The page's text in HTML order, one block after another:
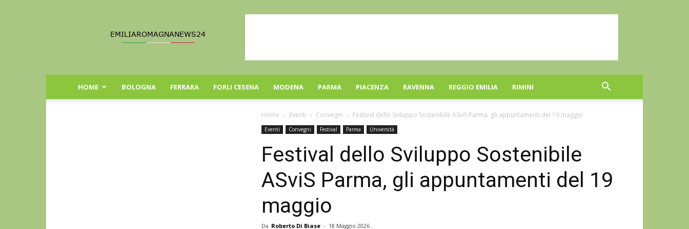
Romagna
HOME BOLOGNA FERRARA FORLI CESENA MODENA PARMA PIACENZA RAVENNA REGGIO EMILIA RIMINI
Home Eventi Convegni Festival dello Sviluppo Sostenibile ASviS Parma, gli appuntamenti del 19 maggio
Eventi Convegni Festival Parma Università
Festival dello Sviluppo Sostenibile
ASviS Parma, gli appuntamenti del 19
maggio
Da Roberto Di Biase - 18 Maggio 2026